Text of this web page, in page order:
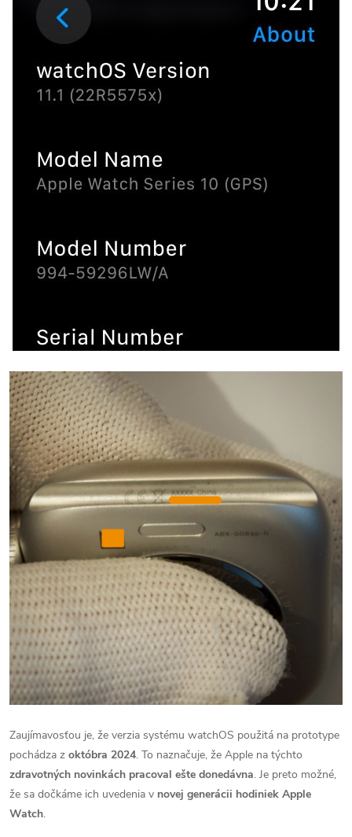
Zaujímavosťou je, že verzia systému watchOS použitá na prototype
pochádza z októbra 2024. To naznačuje, že Apple na týchto
zdravotných novinkách pracoval ešte donedávna. Je preto možné,
že sa dočkáme ich uvedenia v novej generácii hodiniek Apple
Watch.